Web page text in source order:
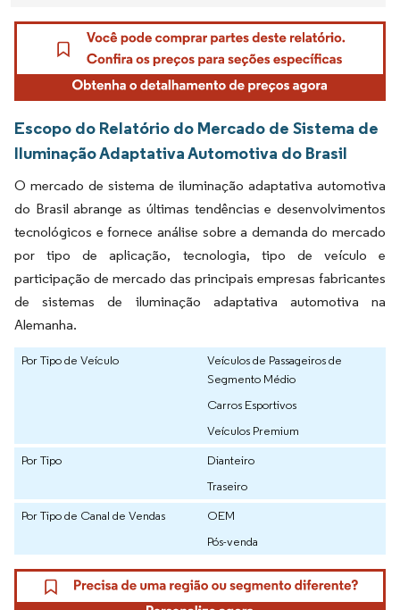
Escopo do Relatório do Mercado de Sistema de
Iluminação Adaptativa Automotiva do Brasil
O mercado de sistema de iluminação adaptativa automotiva
do Brasil abrange as últimas tendências e desenvolvimentos
tecnológicos e fornece análise sobre a demanda do mercado
por tipo de aplicação, tecnologia, tipo de veículo e
participação de mercado das principais empresas fabricantes
de sistemas de iluminação adaptativa automotiva na
Alemanha.
Por Tipo de Veículo
Veículos de Passageiros de
Segmento Médio
Carros Esportivos
Veículos Premium
Por Tipo
Dianteiro
Traseiro
Por Tipo de Canal de Vendas
OEM
Pós-venda